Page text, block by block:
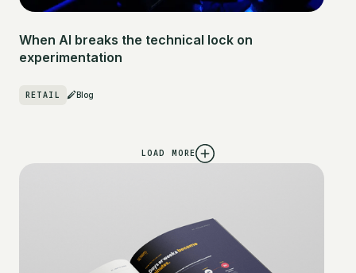
When AI breaks the technical lock on
experimentation
RETAIL Blog
LOAD MORE